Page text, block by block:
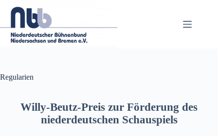
Inhalt
Regularien
Willy-Beutz-Preis zur Förderung des
niederdeutschen Schauspiels